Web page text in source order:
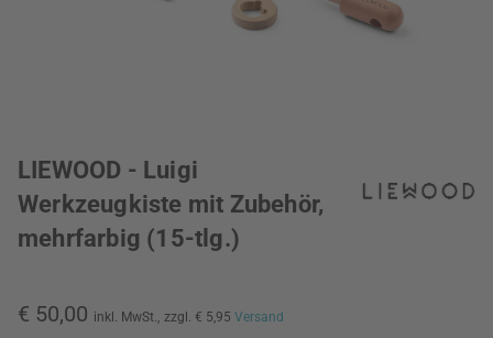
LIEWOOD - Luigi
Werkzeugkiste mit Zubehör,
mehrfarbig (15-tlg.)
€ 50,00 inkl. MwSt., zzgl. € 5,95 Versand